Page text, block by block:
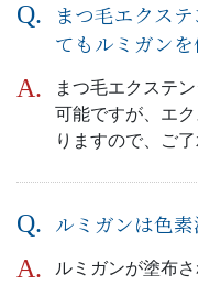
まつ毛エクス
てもルミガン
まつ毛エクステ
可能ですが、エ
りますので、ご
ルミガンは色
ルミガンが塗布